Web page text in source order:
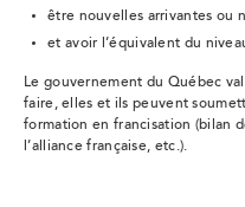
être nouvelles arrivantes ou
et avoir l’équivalent du
Le gouvernement du Québec
faire, elles et ils peuvent
formation en francisation (bilan
l’alliance française, etc.).